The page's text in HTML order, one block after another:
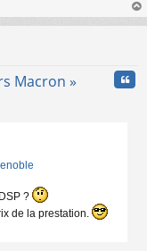
au
Macron »
?
de la prestation.